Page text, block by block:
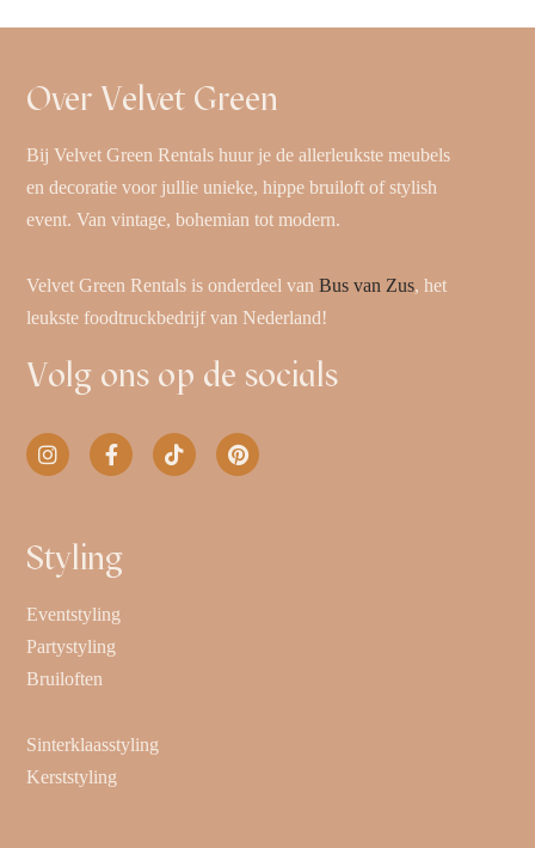
Over Velvet Green
Bij Velvet Green Rentals huur je de allerleukste meubels
en decoratie voor jullie unieke, hippe bruiloft of stylish
event. Van vintage, bohemian tot modern.
Velvet Green Rentals is onderdeel vanBus van Zus, het
leukste foodtruckbedrijf van Nederland!
Volg ons op de socials
Styling
Eventstyling
Partystyling
Bruiloften
Sinterklaasstyling
Kerststyling